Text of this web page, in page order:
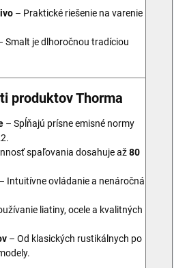
– Praktické riešenie na varenie
Smalt je dlhoročnou tradíciou
produktov Thorma
– Spĺňajú prísne emisné normy
spaľovania dosahuje až80
– Intuitívne ovládanie a nenáročná
liatiny, ocele a kvalitných
– Od klasických rustikálnych po